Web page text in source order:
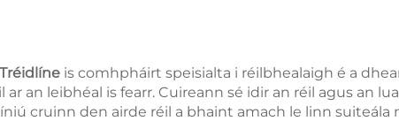
is comhpháirt speisialta i réilbhealaigh é a
ar an leibhéal is fearr. Cuireann sé idir an réil agus an
cruinn den airde réil a bhaint amach le linn suiteála